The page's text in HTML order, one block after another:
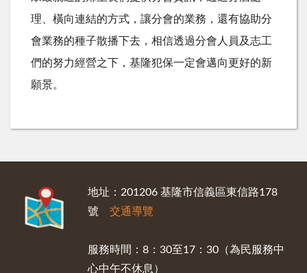
理、橫向連結的方式，讓分會的業務，還有協助分
會業務的種子散播下去，相信透過分會人員及志工
們的努力經營之下，基隆犯保一定會邁向更好的新
願景。
地址：201206 基隆市信義區東信路178
號 交通導覽
服務時間：8：30至17：30（為民服務中
心中午不休息）